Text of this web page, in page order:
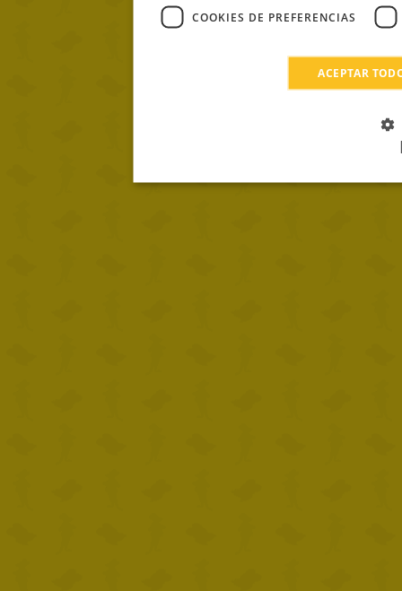
COOKIES DE PREFERENCIAS
ACEPTAR